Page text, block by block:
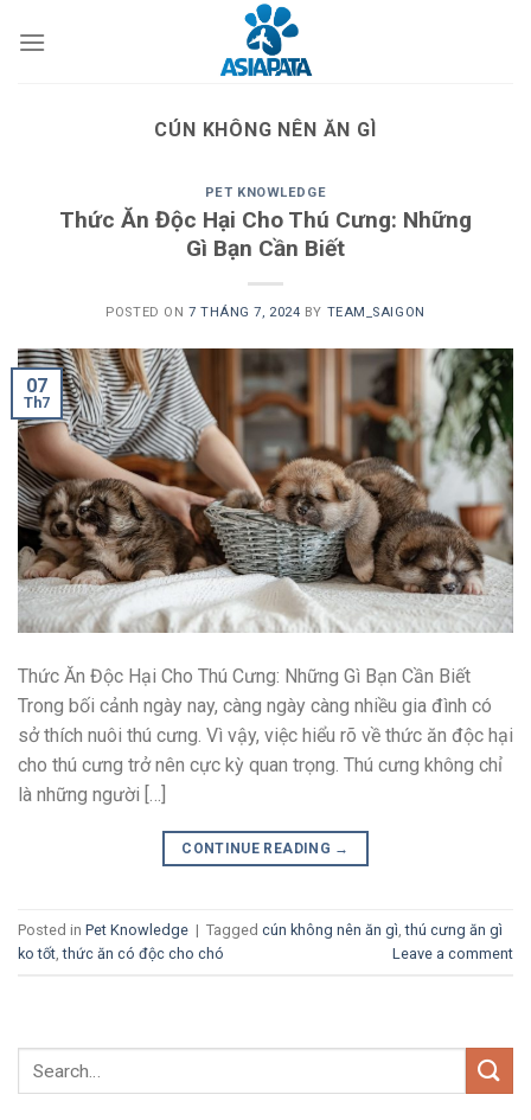
CÚN KHÔNG NÊN ĂN GÌ
PET KNOWLEDGE
Thức Ăn Độc Hại Cho Thú Cưng: Những
Gì Bạn Cần Biết
POSTED ON 7 THÁNG 7, 2024 BY TEAM_SAIGON
07
Th7
Thức Ăn Độc Hại Cho Thú Cưng: Những Gì Bạn Cần Biết
Trong bối cảnh ngày nay, càng ngày càng nhiều gia đình có
sở thích nuôi thú cưng. Vì vậy, việc hiểu rõ về thức ăn độc hại
cho thú cưng trở nên cực kỳ quan trọng. Thú cưng không chỉ
là những người […]
CONTINUE READING →
Posted in Pet Knowledge | Tagged cún không nên ăn gì ,thú cưng ăn gì
ko tốt ,thức ăn có độc cho chó Leave a comment